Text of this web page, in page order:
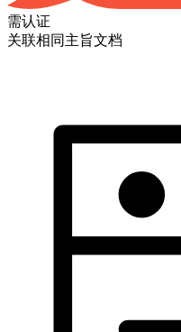
需认证
关联相同主旨文档